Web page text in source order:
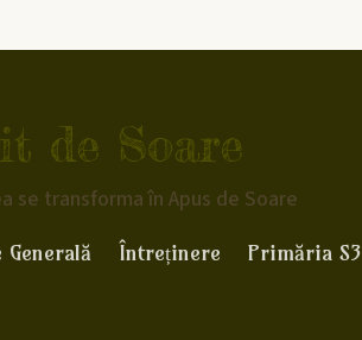
de Soare
se transforma în Apus de Soare
Generală Întreținere Primăria S3